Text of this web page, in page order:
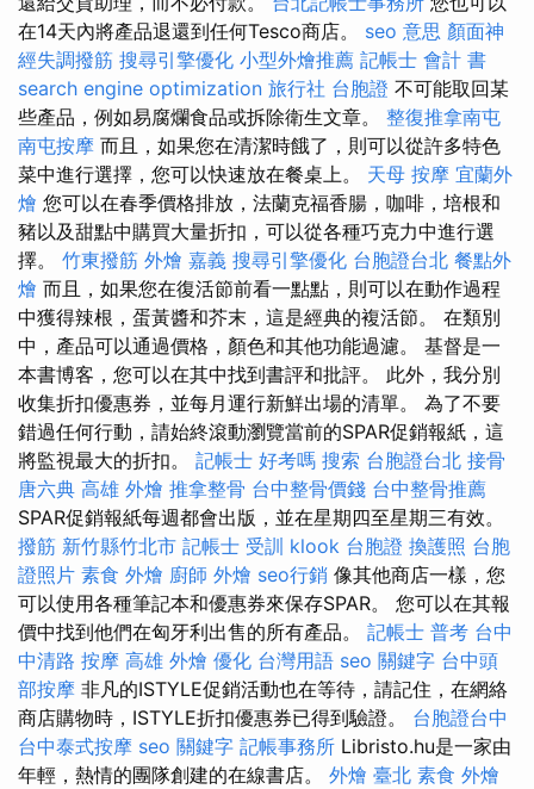
在14天內將產品退還到任何Tesco商店。 seo 意思 顏面神
經失調撥筋 搜尋引擎優化 小型外燴推薦 記帳士 會計 書
search engine optimization 旅行社 台胞證 不可能取回某
些產品，例如易腐爛食品或拆除衛生文章。 整復推拿南屯
南屯按摩 而且，如果您在清潔時餓了，則可以從許多特色
菜中進行選擇，您可以快速放在餐桌上。 天母 按摩 宜蘭外
燴 您可以在春季價格排放，法蘭克福香腸，咖啡，培根和
豬以及甜點中購買大量折扣，可以從各種巧克力中進行選
擇。 竹東撥筋 外燴 嘉義 搜尋引擎優化 台胞證台北 餐點外
燴 而且，如果您在復活節前看一點點，則可以在動作過程
中獲得辣根，蛋黃醬和芥末，這是經典的複活節。 在類別
中，產品可以通過價格，顏色和其他功能過濾。 基督是一
本書博客，您可以在其中找到書評和批評。 此外，我分別
收集折扣優惠券，並每月運行新鮮出場的清單。 為了不要
錯過任何行動，請始終滾動瀏覽當前的SPAR促銷報紙，這
將監視最大的折扣。 記帳士 好考嗎 搜索 台胞證台北 接骨
唐六典 高雄 外燴 推拿整骨 台中整骨價錢 台中整骨推薦
SPAR促銷報紙每週都會出版，並在星期四至星期三有效。
撥筋 新竹縣竹北市 記帳士 受訓 klook 台胞證 換護照 台胞
證照片 素食 外燴 廚師 外燴 seo行銷 像其他商店一樣，您
可以使用各種筆記本和優惠券來保存SPAR。 您可以在其報
價中找到他們在匈牙利出售的所有產品。 記帳士 普考 台中
中清路 按摩 高雄 外燴 優化 台灣用語 seo 關鍵字 台中頭
部按摩 非凡的ISTYLE促銷活動也在等待，請記住，在網絡
商店購物時，ISTYLE折扣優惠券已得到驗證。 台胞證台中
台中泰式按摩 seo 關鍵字 記帳事務所 Libristo.hu是一家由
年輕，熱情的團隊創建的在線書店。 外燴 臺北 素食 外燴